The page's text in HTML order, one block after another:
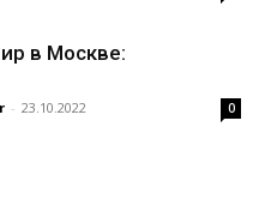
в Москве:
- 23.10.2022 0